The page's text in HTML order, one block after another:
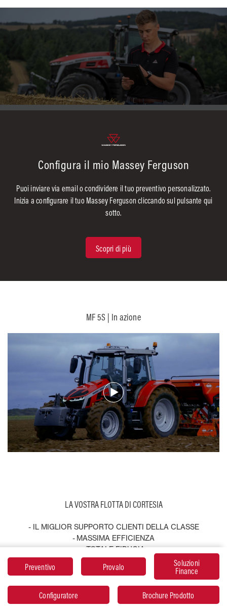
Configura il mio Massey Ferguson
Puoi inviare via email o condividere il tuo preventivo personalizzato.
Inizia a configurare il tuo Massey Ferguson cliccando sul pulsante qui
sotto.
Scopri di più
MF 5S | In azione
LA VOSTRA FLOTTA DI CORTESIA
- IL MIGLIOR SUPPORTO CLIENTI DELLA CLASSE
- MASSIMA EFFICIENZA
- TOTALE FIDUCIA
LA MIGLIORE PROVA DI AFFIDABILITÀ
Disponibile presso i concessionari MF partecipanti, MF
Always Running fornisce una macchina sostitutiva
Preventivo Provalo
Soluzioni
Finance
Configuratore Brochure Prodotto